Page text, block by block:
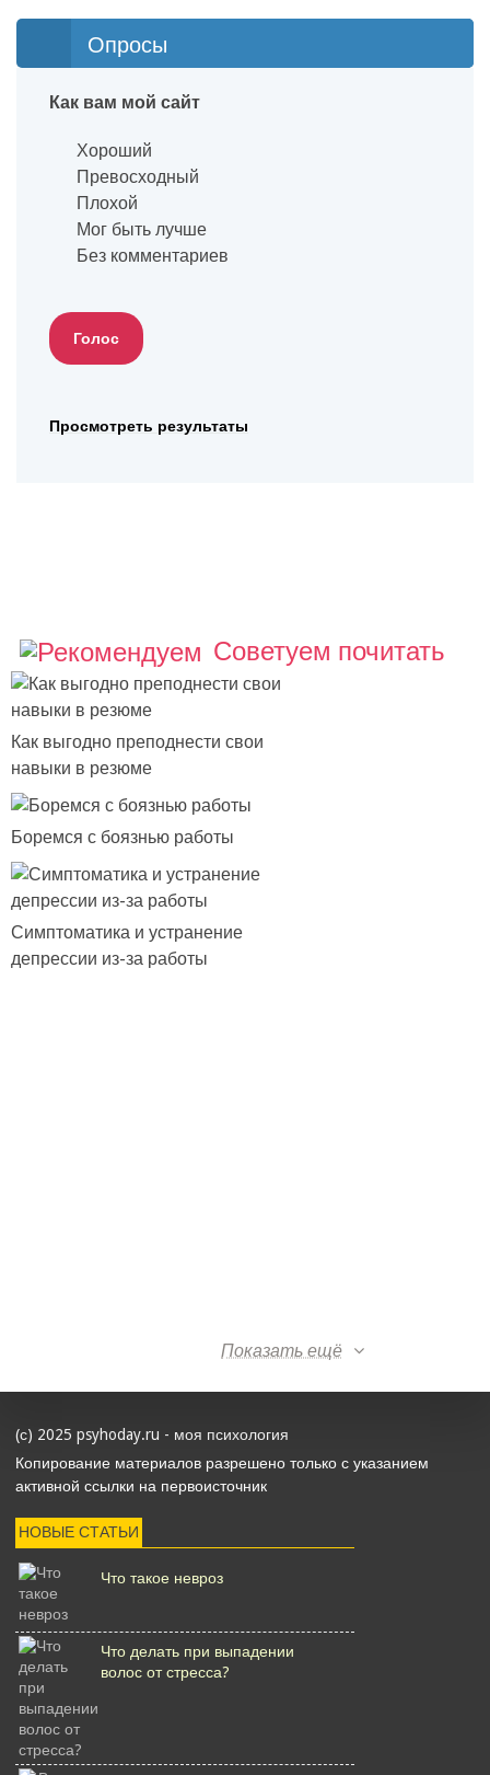
Опросы
Как вам мой сайт
Хороший
Превосходный
Плохой
Мог быть лучше
Без комментариев
Просмотреть результаты
Советуем почитать
Как выгодно преподнести свои
навыки в резюме
Боремся с боязнью работы
Симптоматика и устранение
депрессии из-за работы
Показать ещё
(с) 2025 psyhoday.ru - моя психология
Копирование материалов разрешено только с указанием
активной ссылки на первоисточник
НОВЫЕ СТАТЬИ
Что такое невроз
Что делать при выпадении
волос от стресса?